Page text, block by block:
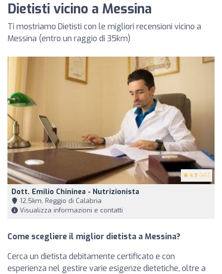
Dietisti vicino a Messina
Ti mostriamo Dietisti con le migliori recensioni vicino a
Messina (entro un raggio di 35km)
4.9 (45)
Dott. Emilio Chininea - Nutrizionista
12,5km, Reggio di Calabria
Visualizza informazioni e contatti
Come scegliere il miglior dietista a Messina?
Cerca un dietista debitamente certificato e con
esperienza nel gestire varie esigenze dietetiche, oltre a